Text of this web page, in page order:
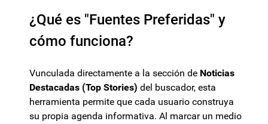
¿Qué es "Fuentes Preferidas" y
cómo funciona?
Vunculada directamente a la sección de Noticias
Destacadas (Top Stories) del buscador, esta
herramienta permite que cada usuario construya
su propia agenda informativa. Al marcar un medio